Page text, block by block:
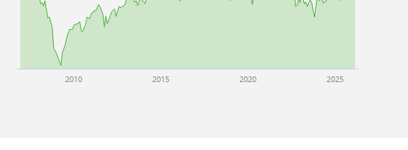
2010 2015 2020 2025